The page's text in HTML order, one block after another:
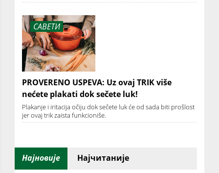
САВЕТИ
PROVERENO USPEVA: Uz ovaj TRIK više
nećete plakati dok sečete luk!
Plakanje i iritacija očiju dok sečete luk će od sada biti prošlost
jer ovaj trik zaista funkcioniše.
Најновије Најчитаније